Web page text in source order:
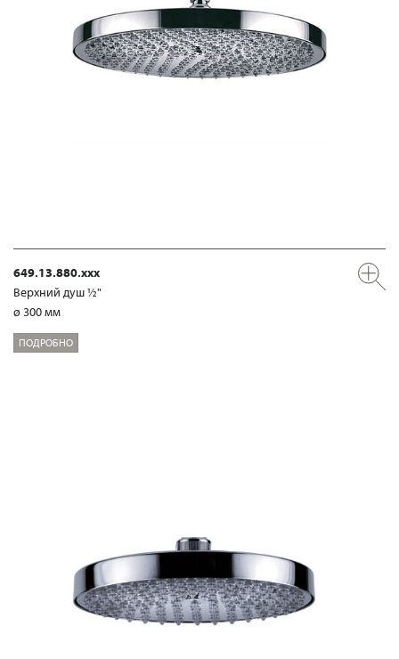
649.13.880.xxx
Верхний душ ½"
ø 300 мм
ПОДРОБНО